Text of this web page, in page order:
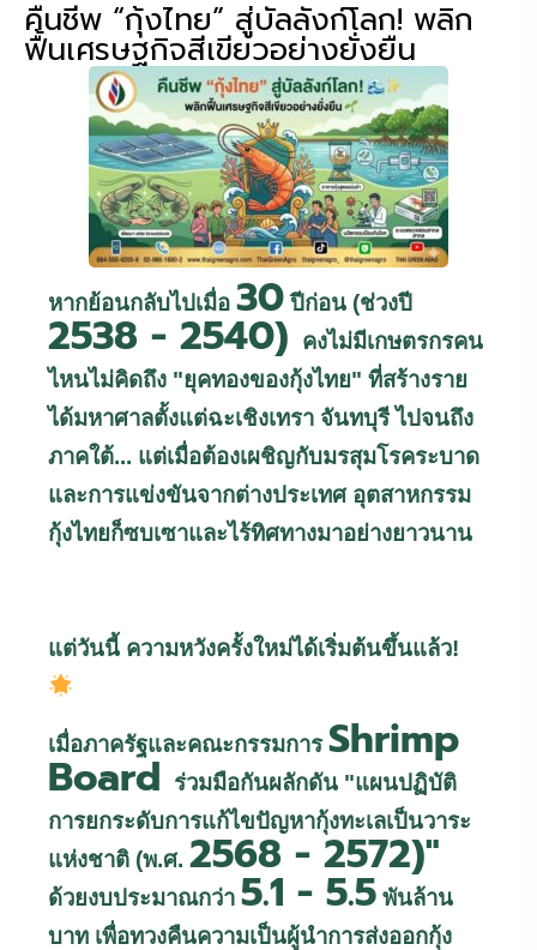
คืนชีพ “กุ้งไทย” สู่บัลลังก์โลก! พลิก
ฟื้นเศรษฐกิจสีเขียวอย่างยั่งยืน
หากย้อนกลับไปเมื่อ 30ปีก่อน (ช่วงปี
2538 - 2540)
คงไม่มีเกษตรกรคน
ไหนไม่คิดถึง "ยุคทองของกุ้งไทย" ที่สร้างราย
ได้มหาศาลตั้งแต่ฉะเชิงเทรา จันทบุรี ไปจนถึง
ภาคใต้... แต่เมื่อต้องเผชิญกับมรสุมโรคระบาด
และการแข่งขันจากต่างประเทศ อุตสาหกรรม
กุ้งไทยก็ซบเซาและไร้ทิศทางมาอย่างยาวนาน
แต่วันนี้ ความหวังครั้งใหม่ได้เริ่มต้นขึ้นแล้ว!
เมื่อภาครัฐและคณะกรรมการShrimp
Board
ร่วมมือกันผลักดัน "แผนปฏิบัติ
การยกระดับการแก้ไขปัญหากุ้งทะเลเป็นวาระ
แห่งชาติ (พ.ศ. 2568 - 2572)"
ด้วยงบประมาณกว่า 5.1 - 5.5 พันล้าน
บาท เพื่อทวงคืนความเป็นผู้นำการส่งออกกุ้ง